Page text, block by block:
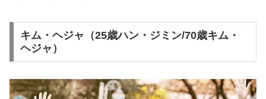
キム・ヘジャ（25歳ハン・ジミン/70歳キム・
ヘジャ）